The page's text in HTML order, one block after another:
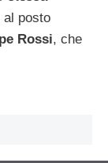
al posto
Rossi, che